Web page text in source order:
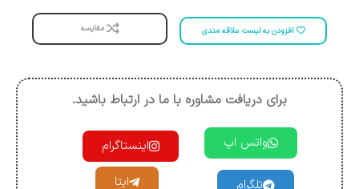
افزودن به لیست علاقه مندی مقایسه
برای دریافت مشاوره با ما در ارتباط باشید.
واتس اپ اینستاگرام
ایتا